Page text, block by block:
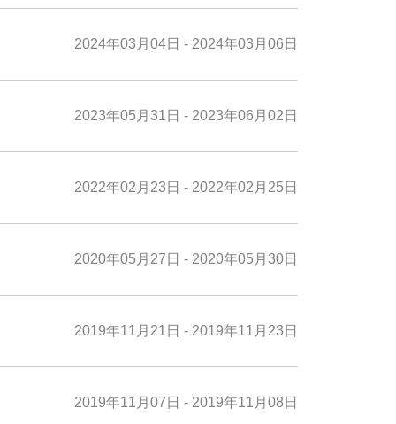
2024年03月04日 - 2024年03月06日
2023年05月31日 - 2023年06月02日
2022年02月23日 - 2022年02月25日
2020年05月27日 - 2020年05月30日
2019年11月21日 - 2019年11月23日
2019年11月07日 - 2019年11月08日